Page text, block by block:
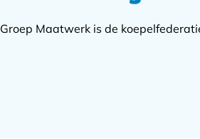
Groep Maatwerk is de